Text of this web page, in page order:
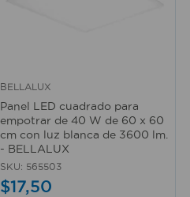
BELLALUX
Panel LED cuadrado para
empotrar de 40 W de 60 x 60
cm con luz blanca de 3600 lm.
- BELLALUX
SKU: 565503
$17,50